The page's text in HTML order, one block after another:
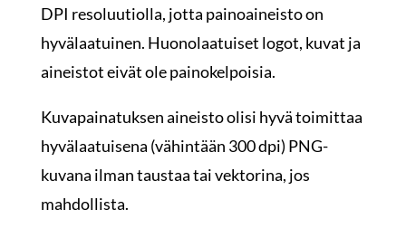
DPI resoluutiolla, jotta painoaineisto on
hyvälaatuinen. Huonolaatuiset logot, kuvat ja
aineistot eivät ole painokelpoisia.
Kuvapainatuksen aineisto olisi hyvä toimittaa
hyvälaatuisena (vähintään 300 dpi) PNG-
kuvana ilman taustaa tai vektorina, jos
mahdollista.